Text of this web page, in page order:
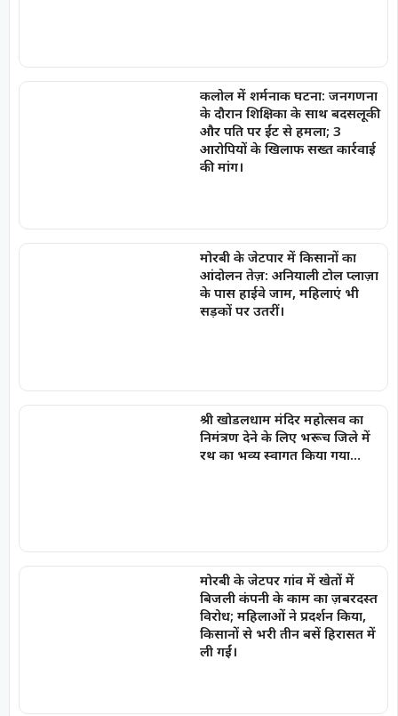
कलोल में शर्मनाक घटना: जनगणना
के दौरान शिक्षिका के साथ बदसलूकी
और पति पर ईंट से हमला; 3
आरोपियों के खिलाफ सख्त कार्रवाई
की मांग।
मोरबी के जेटपार में किसानों का
आंदोलन तेज़: अनियाली टोल प्लाज़ा
के पास हाईवे जाम, महिलाएं भी
सड़कों पर उतरीं।
श्री खोडलधाम मंदिर महोत्सव का
निमंत्रण देने के लिए भरूच जिले में
रथ का भव्य स्वागत किया गया…
मोरबी के जेटपर गांव में खेतों में
बिजली कंपनी के काम का ज़बरदस्त
विरोध; महिलाओं ने प्रदर्शन किया,
किसानों से भरी तीन बसें हिरासत में
ली गईं।